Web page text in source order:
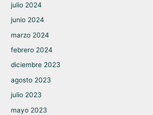
julio 2024
junio 2024
marzo 2024
febrero 2024
diciembre 2023
agosto 2023
julio 2023
mayo 2023